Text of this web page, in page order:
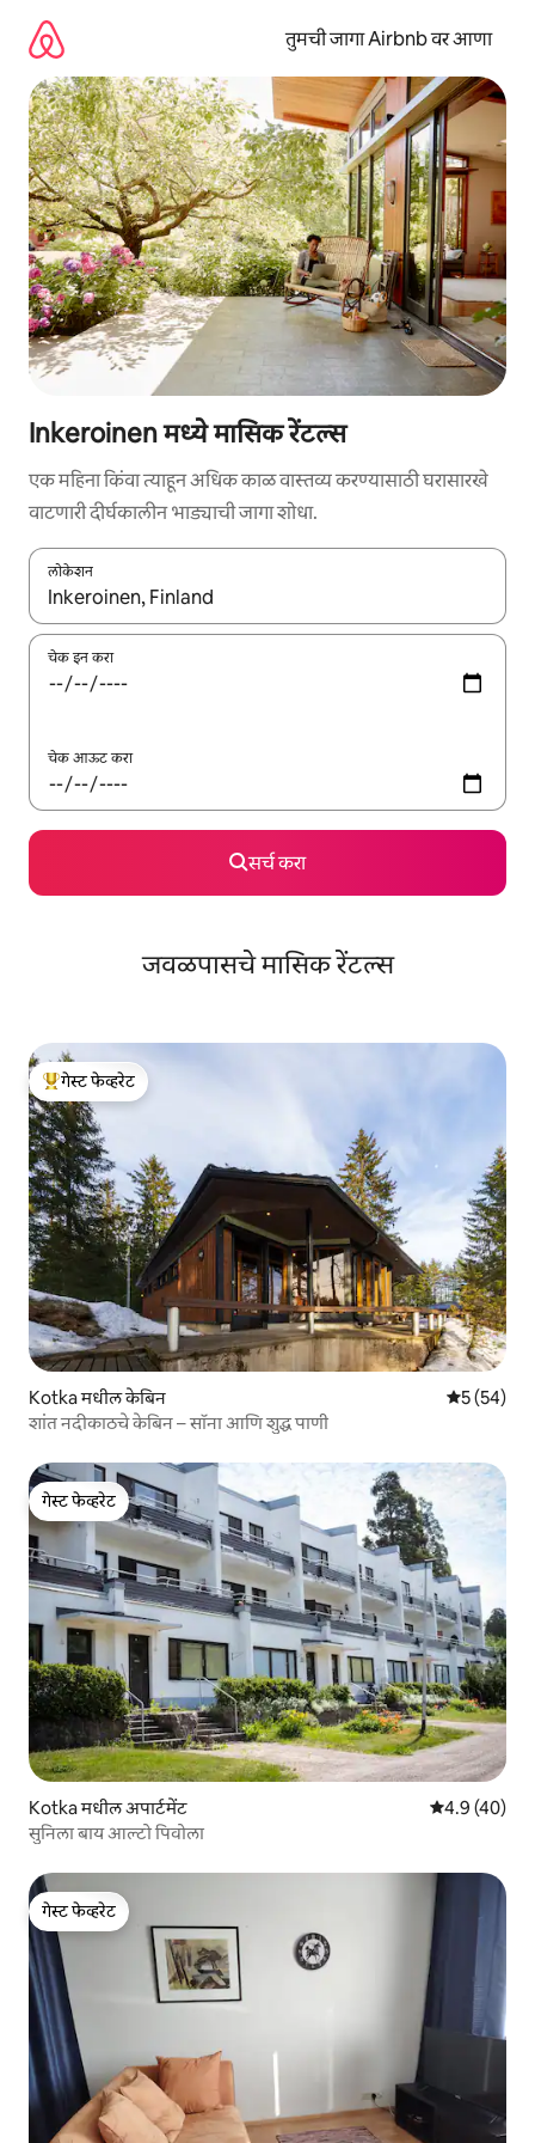
तुमची जागा Airbnb वर आणा
Inkeroinen मध्ये मासिक रेंटल्स
एक महिना किंवा त्याहून अधिक काळ वास्तव्य करण्यासाठी घरासारखे
वाटणारी दीर्घकालीन भाड्याची जागा शोधा.
लोकेशन
जेव्हा परिणाम उपलब्ध असतील, तेव्हा वरच्या आणि खाली बाणांच्या किजसह
चेक इन करा
चेक आऊट करा
सर्च करा
जवळपासचे मासिक रेंटल्स
टॉप गेस्ट फेव्हरेट
गेस्ट फेव्हरेट
Kotka मधील केबिन 5 पैकी 5
5 (54)
शांत नदीकाठचे केबिन – सॉना आणि शुद्ध पाणी
गेस्ट फेव्हरेट
गेस्ट फेव्हरेट
Kotka मधील अपार्टमेंट 5 पैकी 4.9
4.9 (40)
सुनिला बाय आल्टो पिवोला
गेस्ट फेव्हरेट
गेस्ट फेव्हरेट